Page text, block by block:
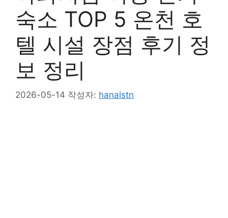
숙소 TOP 5 온천 호
텔 시설 장점 후기 정
보 정리
2026-05-14 작성자: hanalstn